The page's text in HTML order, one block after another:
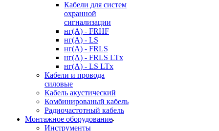
Кабели для систем
охранной
сигнализации
нг(A) - FRHF
нг(A) - LS
нг(А) - FRLS
нг(А) - FRLS LTx
нг(А) - LS LTx
Кабели и провода
силовые
Кабель акустический
Комбинированый кабель
Радиочастотный кабель
Монтажное оборудование
Инструменты